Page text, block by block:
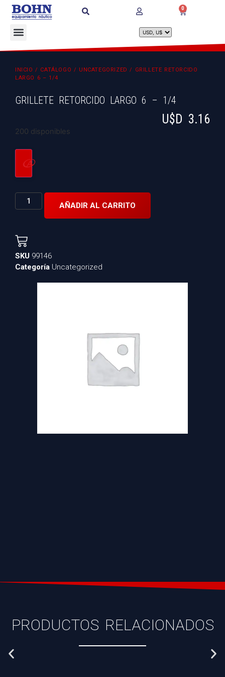
0
INICIO / CATÁLOGO / UNCATEGORIZED / GRILLETE RETORCIDO
LARGO 6 – 1/4
GRILLETE RETORCIDO LARGO 6 – 1/4
U$D 3.16
200 disponibles
AÑADIR AL CARRITO
SKU 99146
Categoría Uncategorized
PRODUCTOS RELACIONADOS